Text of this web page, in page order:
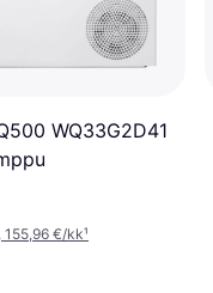
WQ33G2D41
155,96 €/kk¹